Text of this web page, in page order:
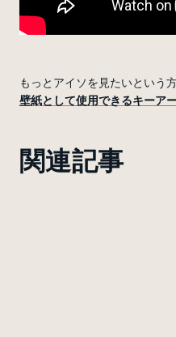
もっとアイソを見たいという
壁紙として使用できるキーア
関連記事